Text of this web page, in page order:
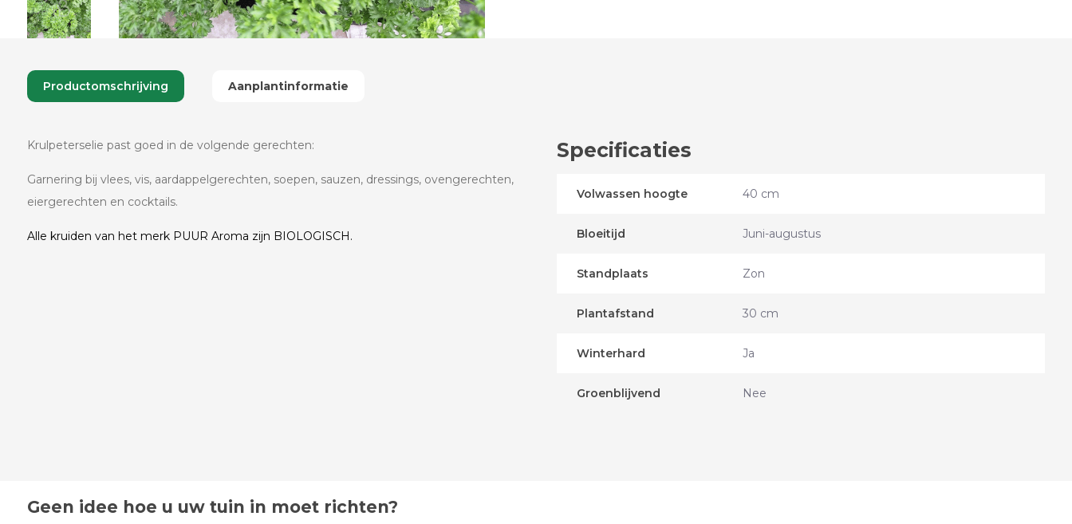
Productomschrijving Aanplantinformatie
Krulpeterselie past goed in de volgende gerechten:
Garnering bij vlees, vis, aardappelgerechten, soepen, sauzen, dressings, ovengerechten,
eiergerechten en cocktails.
Alle kruiden van het merk PUUR Aroma zijn BIOLOGISCH.
Specificaties
Volwassen hoogte 40 cm
Bloeitijd Juni-augustus
Standplaats Zon
Plantafstand 30 cm
Winterhard Ja
Groenblijvend Nee
Geen idee hoe u uw tuin in moet richten?